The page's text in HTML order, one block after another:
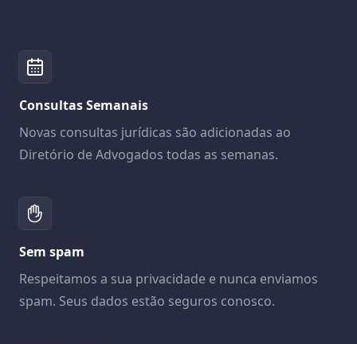
Consultas Semanais
Novas consultas jurídicas são adicionadas ao
Diretório de Advogados todas as semanas.
Sem spam
Respeitamos a sua privacidade e nunca enviamos
spam. Seus dados estão seguros conosco.